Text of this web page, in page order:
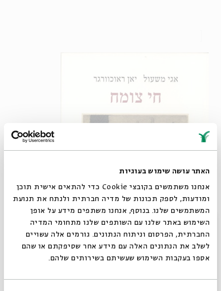
האתר עושה שימוש בעוגיות
אנחנו משתמשים בקובצי Cookie כדי להתאים אישית תוכן
ומודעות, לספק תכונות של מדיה חברתית ולנתח את תנועת
המשתמשים שלנו. בנוסף, אנחנו משתפים מידע על אופן
השימוש באתר שלנו עם השותפים שלנו מתחומי המדיה
החברתית, הפרסום וניתוח הנתונים. גורמים אלה עשויים
לשלב את הנתונים האלה עם מידע אחר שסיפקתם או שהם
אספו בעקבות השימוש שעשיתם בשירותים שלהם.
סגור